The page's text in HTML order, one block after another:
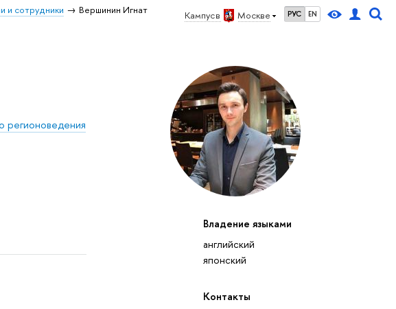
Кампус в Москве РУС EN
и сотрудники
Вершинин Игнат
Владение языками
английский
японский
Контакты
регионоведения